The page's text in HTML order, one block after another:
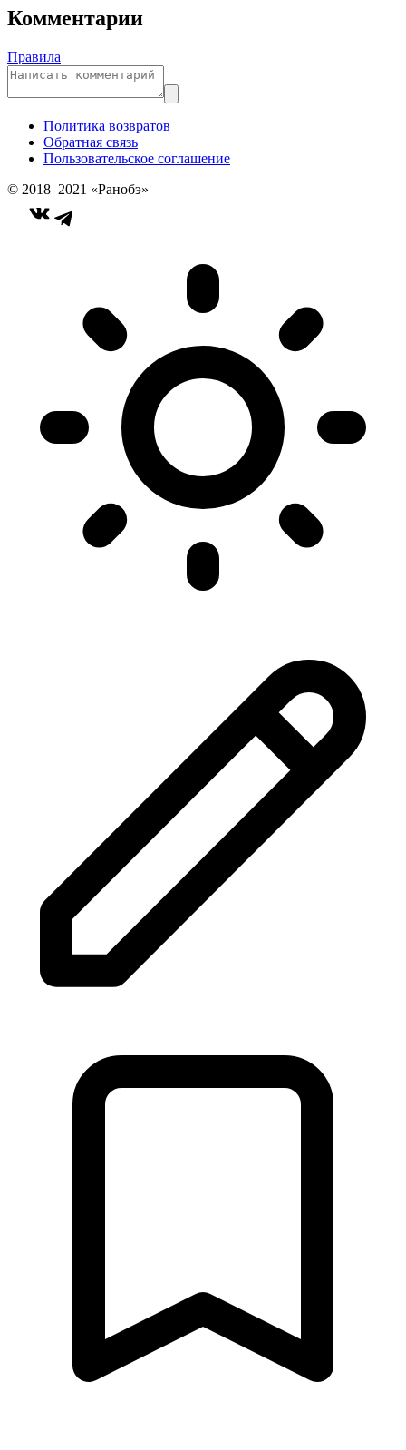
Комментарии
Правила
Политика возвратов
Обратная связь
Пользовательское соглашение
© 2018–2021 «Ранобэ»